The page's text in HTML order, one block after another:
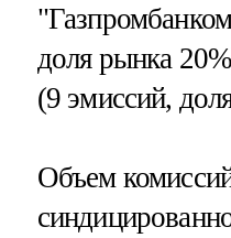
доля рынка
(9 эмиссий,
Объем